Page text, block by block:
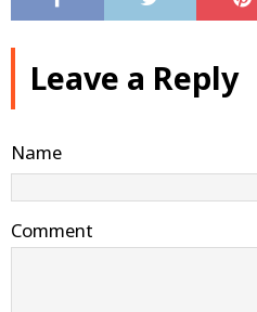
Leave a Reply
Name
Comment